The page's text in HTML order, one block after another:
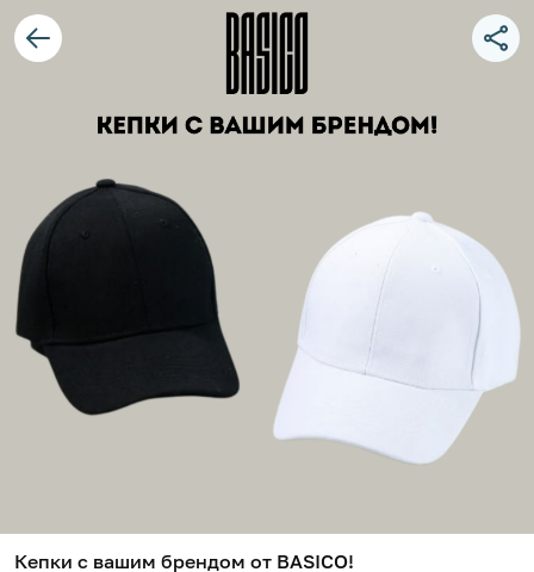
Кепки с вашим брендом от BASICO!